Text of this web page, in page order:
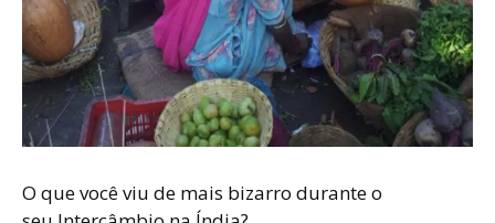
O que você viu de mais bizarro durante o